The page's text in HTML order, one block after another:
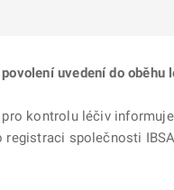
uvedení do
kontrolu léčiv
registraci společnosti